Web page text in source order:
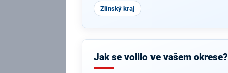
Zlínský kraj
Jak se volilo ve vašem okrese?